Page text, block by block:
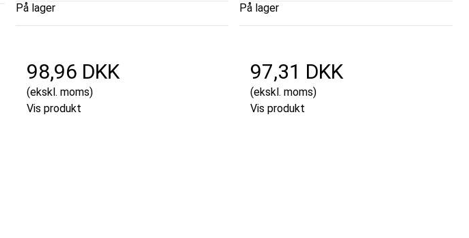
På lager
98,96 DKK
(ekskl. moms)
Vis produkt
På lager
97,31 DKK
(ekskl. moms)
Vis produkt